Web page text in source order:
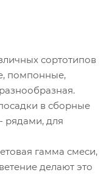
сортотипов
помпонные,
в сборные
рядами, для
гамма смеси,
делают это